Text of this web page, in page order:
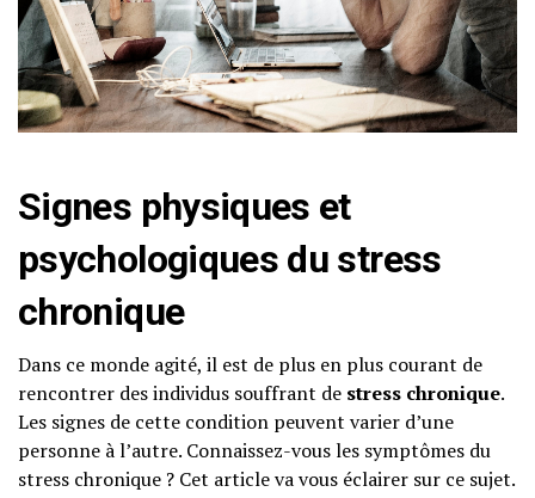
Signes physiques et
psychologiques du stress
chronique
Dans ce monde agité, il est de plus en plus courant de
rencontrer des individus souffrant de stress chronique.
Les signes de cette condition peuvent varier d’une
personne à l’autre. Connaissez-vous les symptômes du
stress chronique ? Cet article va vous éclairer sur ce sujet.